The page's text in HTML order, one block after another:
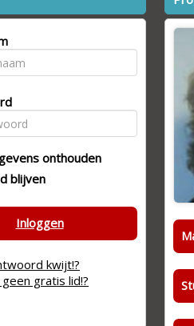
onthouden
blijven
Inloggen
kwijt!?
gratis lid!?